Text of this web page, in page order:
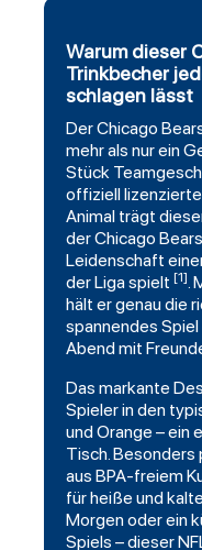
Warum dieser
Trinkbecher
schlagen lässt
DerChicago
mehr als nur ein
Stück
offiziell
Animal trägt
der Chicago
Leidenschaft
der Liga spielt [1].
hält er genau die
spannendes
Abend mit
Das markante
Spieler in den
und Orange – ein
Tisch.
aus BPA-freiem
für heiße und
Morgen oder ein
Spiels – dieser